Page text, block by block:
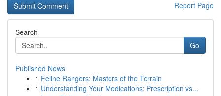
Report Page
Search
Go
Published News
1 Feline Rangers: Masters of the Terrain
1 Understanding Your Medications: Prescription vs...